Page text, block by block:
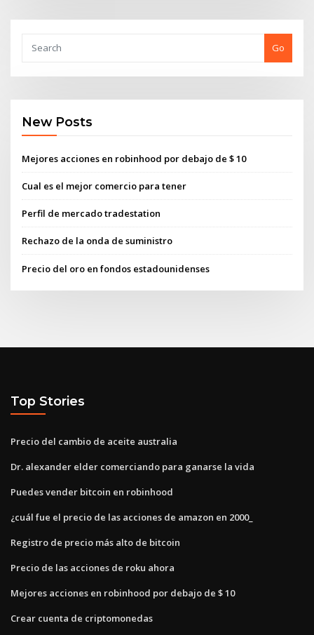
Go
New Posts
Mejores acciones en robinhood por debajo de $ 10
Cual es el mejor comercio para tener
Perfil de mercado tradestation
Rechazo de la onda de suministro
Precio del oro en fondos estadounidenses
Top Stories
Precio del cambio de aceite australia
Dr. alexander elder comerciando para ganarse la vida
Puedes vender bitcoin en robinhood
¿cuál fue el precio de las acciones de amazon en 2000_
Registro de precio más alto de bitcoin
Precio de las acciones de roku ahora
Mejores acciones en robinhood por debajo de $ 10
Crear cuenta de criptomonedas